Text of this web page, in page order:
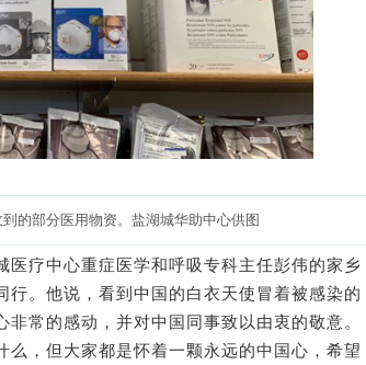
的部分医用物资。盐湖城华助中心供图
疗中心重症医学和呼吸专科主任彭伟的家乡
行。他说，看到中国的白衣天使冒着被感染的
常的感动，并对中国同事致以由衷的敬意。
么，但大家都是怀着一颗永远的中国心，希望